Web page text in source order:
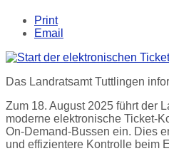
Print
Email
Das Landratsamt Tuttlingen
Zum 18. August 2025 führt der
moderne elektronische Ticket-
On-Demand-Bussen ein. Dies
und effizientere Kontrolle beim